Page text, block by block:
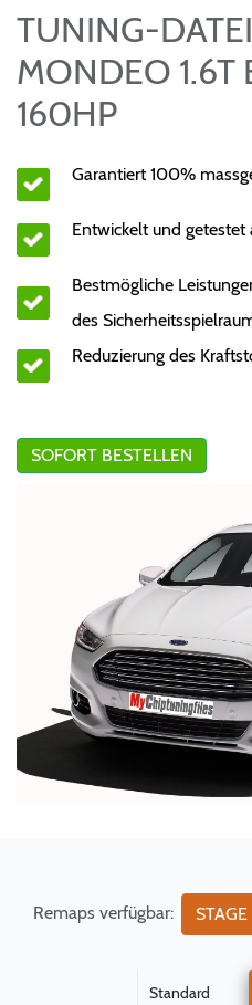
TUNING-
MONDEO 1.6T
160HP
Garantiert 100%
Entwickelt und
Bestmögliche
des
Reduzierung des
SOFORT BESTELLEN
Remaps verfügbar: STAGE
Standard